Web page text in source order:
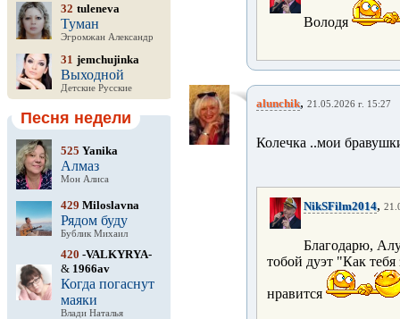
32 tuleneva
Туман
Эгромжан Александр
31 jemchujinka
Выходной
Детские Русские
Песня недели
525 Yanika
Алмаз
Мон Алиса
429 Miloslavna
Рядом буду
Бублик Михаил
420 -VALKYRYA-
& 1966av
Когда погаснут
маяки
Влади Наталья
Володя
alunchik, 21.05.2026 г. 15:27
Колечка ..мои
NikSFilm2014,
Благодарю,
тобой дуэт "Как
нравится